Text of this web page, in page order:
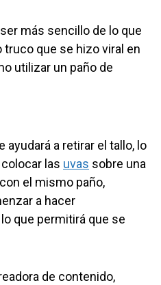
más sencillo de lo que
que se hizo viral en
utilizar un paño de
a retirar el tallo, lo
las uvas sobre una
el mismo paño,
a hacer
que permitirá que se
de contenido,